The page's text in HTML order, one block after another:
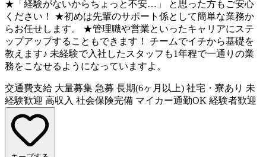
★「経験がないからちょっと不安…」 と思った方もご安心
ください！ ★初めは先輩のサポート係として簡単な業務か
らお任せします。 ★管理職や営業といったキャリアにステ
ップアップすることもできます！ チームでイチから基礎を
教えます♪ 未経験で入社したスタッフも1年程で一通りの業
務をこなせるようになっていますよ。
交通費支給 大量募集 急募 長期(6ヶ月以上) 社宅・寮あり 未
経験歓迎 高収入 社会保険完備 マイカー通勤OK 経験者歓迎